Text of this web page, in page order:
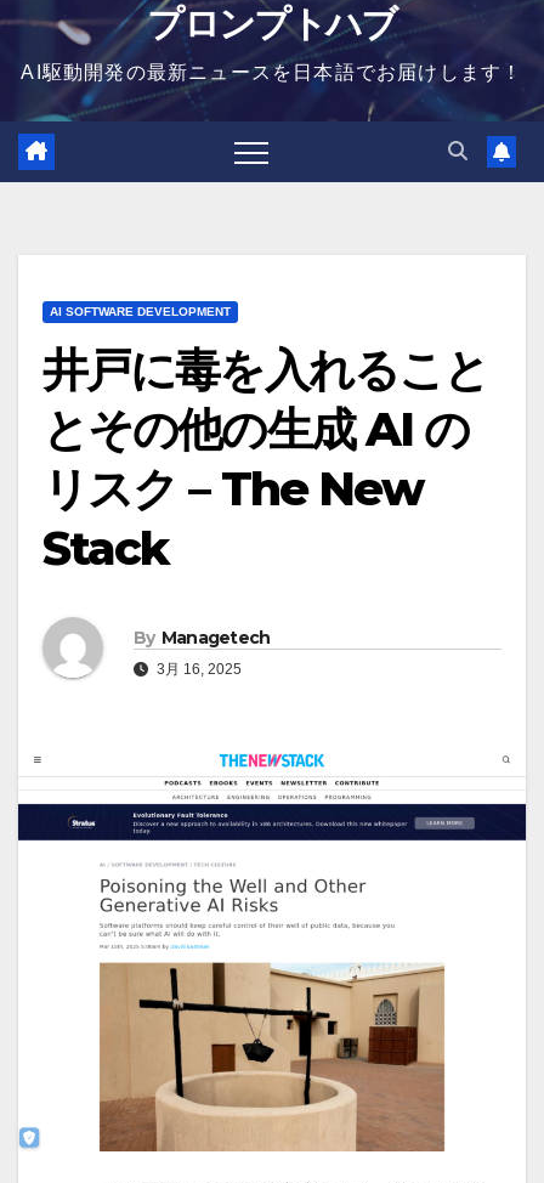
プロンプトハブ
AI駆動開発の最新ニュースを日本語でお届けします！
AI SOFTWARE DEVELOPMENT
井戸に毒を入れること
とその他の生成 AI の
リスク – The New
Stack
By Managetech
3月 16, 2025